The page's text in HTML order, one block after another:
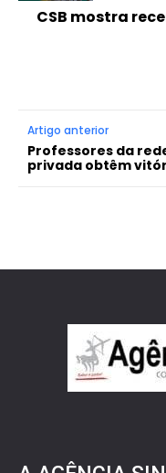
CSB mostra
Artigo anterior
Professores da
privada obtêm